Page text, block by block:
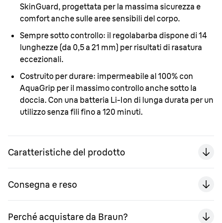
SkinGuard, progettata per la massima sicurezza e
comfort anche sulle aree sensibili del corpo.
Sempre sotto controllo: il regolabarba dispone di 14
lunghezze (da 0,5 a 21 mm) per risultati di rasatura
eccezionali.
Costruito per durare: impermeabile al 100% con
AquaGrip per il massimo controllo anche sotto la
doccia. Con una batteria Li-Ion di lunga durata per un
utilizzo senza fili fino a 120 minuti.
Caratteristiche del prodotto
Consegna e reso
Perché acquistare da Braun?